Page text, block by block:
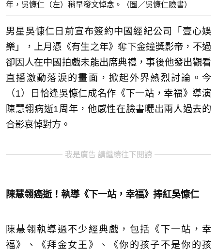
年，吳慷仁（左）稍早發文悼念。（圖／吳慷仁臉書）
男星吳慷仁日前宣布簽約中國經紀公司「壹心娛
樂」，上月憑《有生之年》奪下金鐘獎影帝，不過
卻因人在中國拍戲未能出席典禮，事後他發出觀看
直播激動落淚的畫面，掀起外界熱烈討論。今
（1）日恰逢吳慷仁成名作《下一站，幸福》導演
陳慧翎病逝1周年，他感性在臉書曬出兩人過去的
合影哀悼對方。
我是廣告 請繼續往下閱讀
陳慧翎癌逝！執導《下一站，幸福》捧紅吳慷仁
陳慧翎執導過不少經典戲，包括《下一站，幸
福》、《拜金女王》、《你的孩子不是你的孩